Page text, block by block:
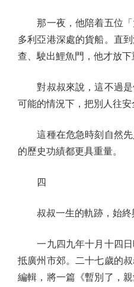
那一夜，他陪着五位「
多利亞港深處的貨船。直
查、駛出鯉魚門，他才放下
對叔叔來說，這不過是
可能的情況下，把別人往安
這種在危急時刻自然先
的歷史功績都更具重量。
四
叔叔一生的軌跡，始終
一九四九年十月十四日
抵廣州市郊。二十七歲的
編輯，將一篇《暫別了，